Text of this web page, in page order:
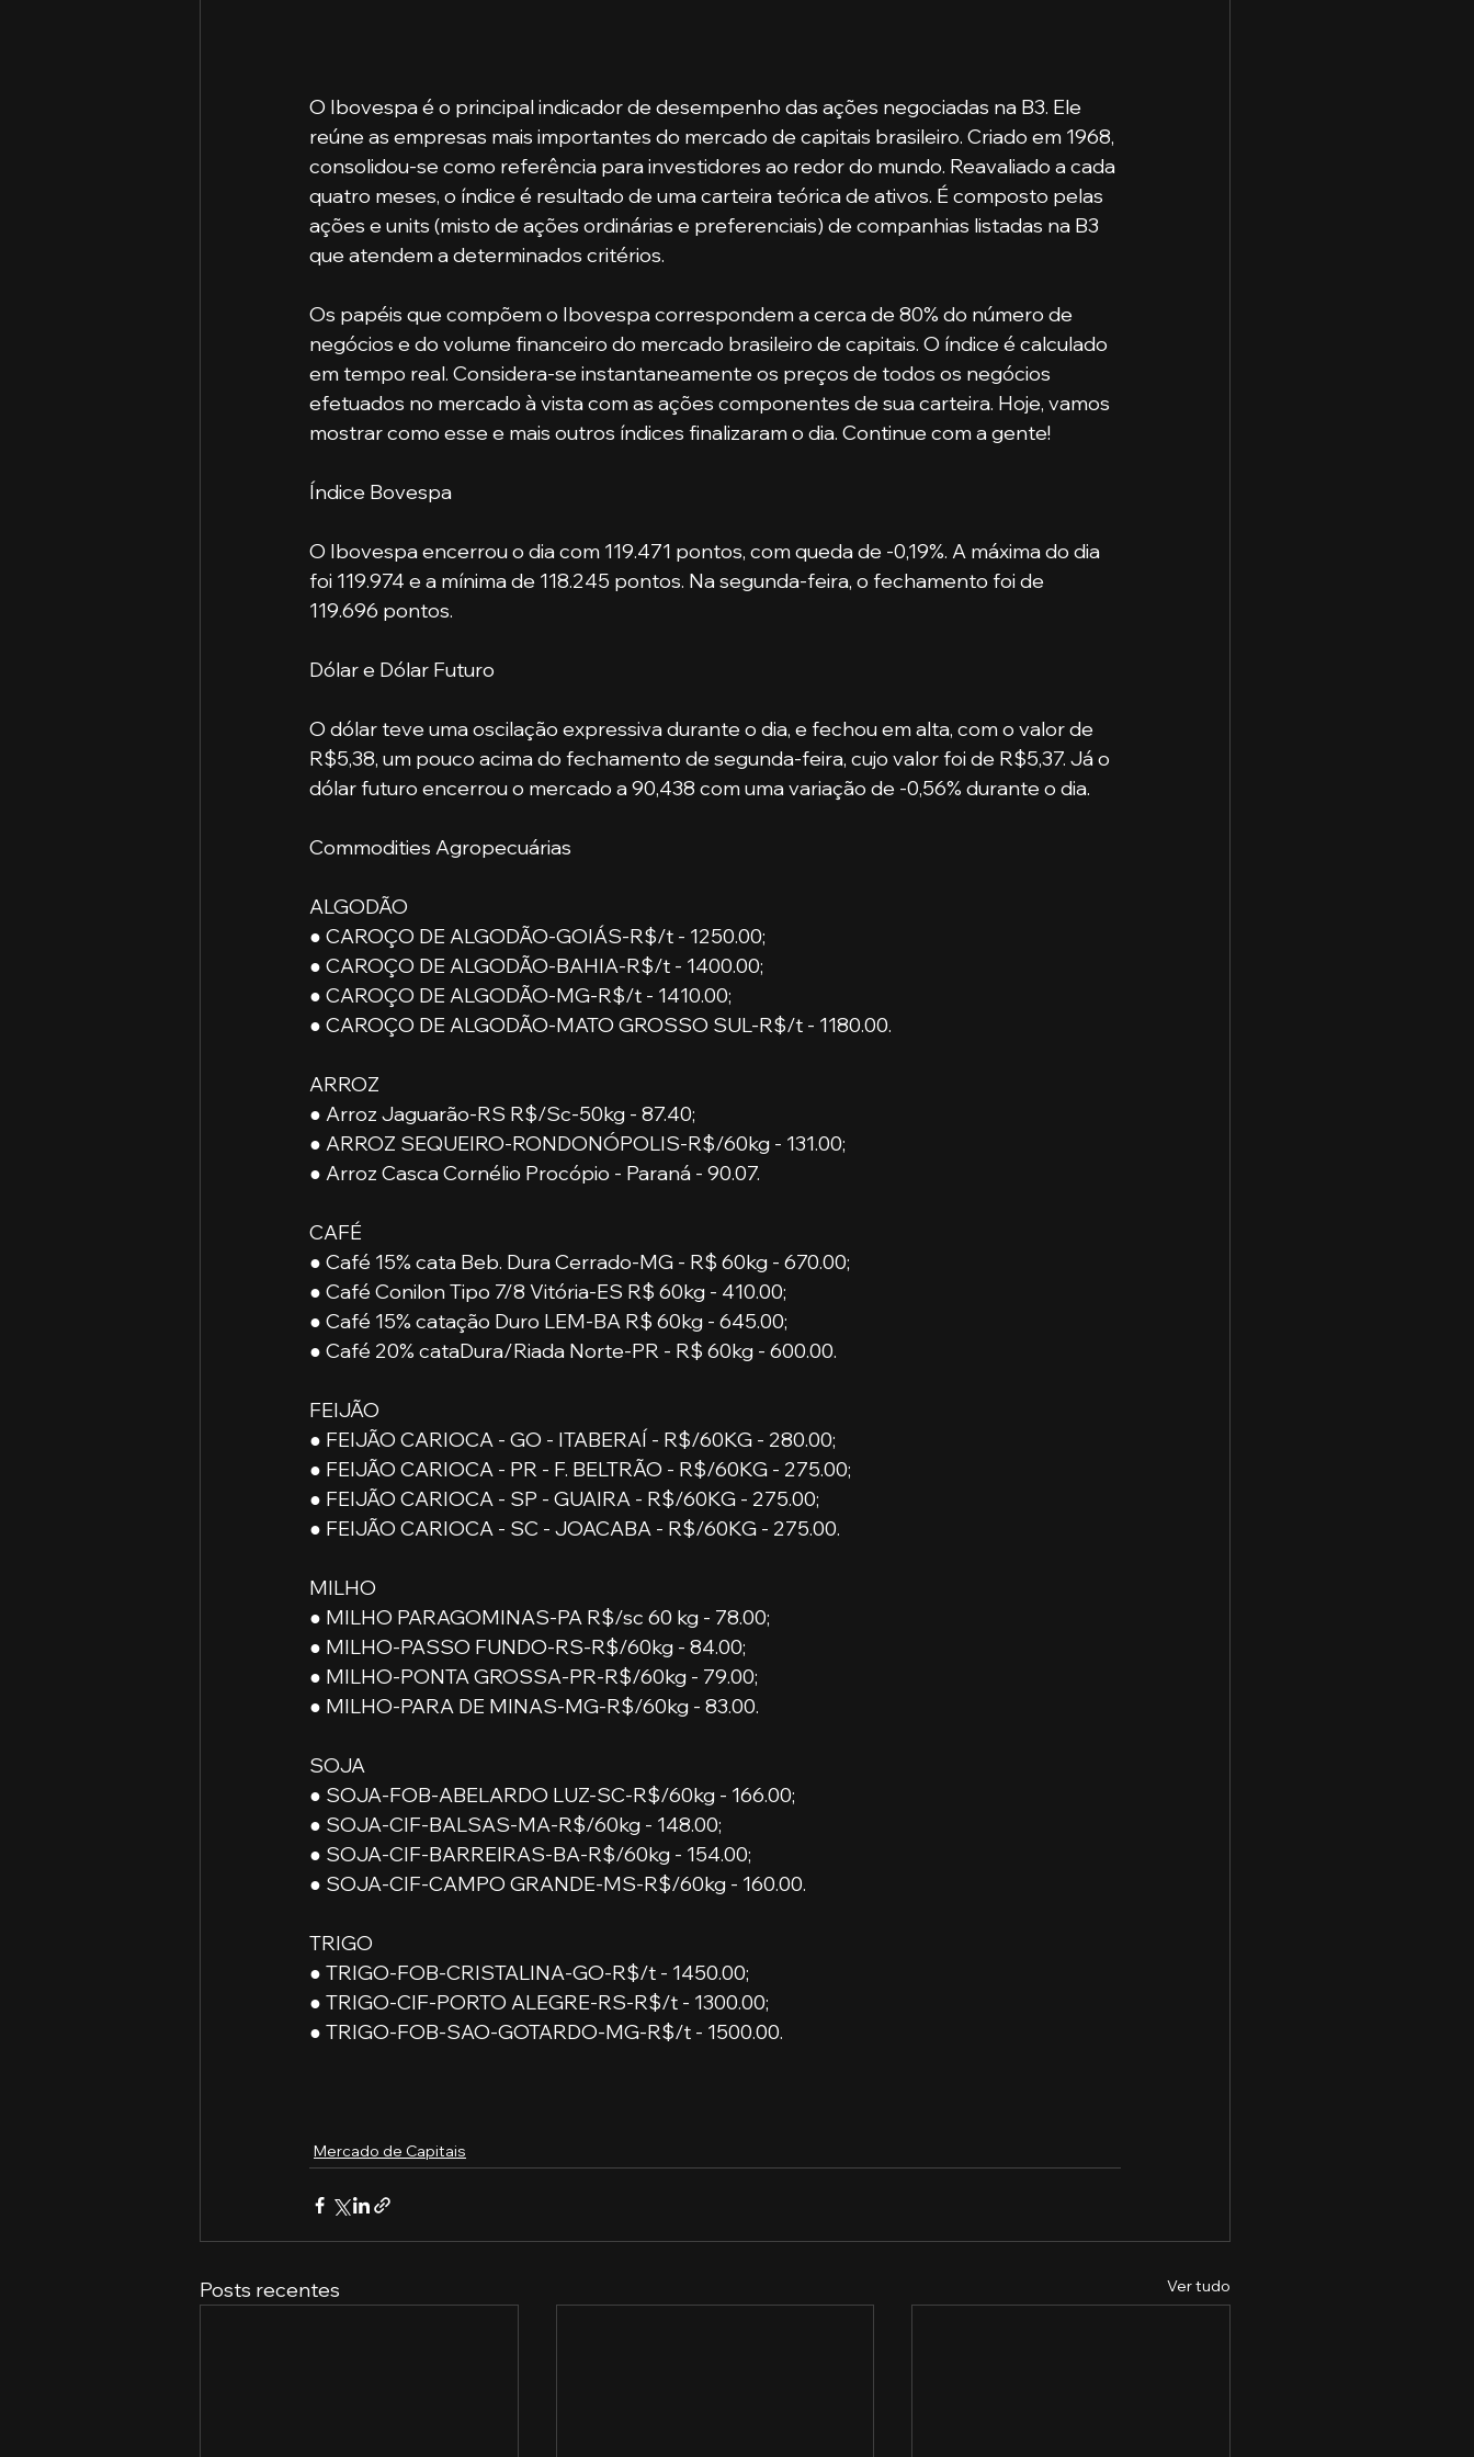
O Ibovespa é o principal indicador de desempenho das ações negociadas na B3. Ele
reúne as empresas mais importantes do mercado de capitais brasileiro. Criado em 1968,
consolidou-se como referência para investidores ao redor do mundo. Reavaliado a cada
quatro meses, o índice é resultado de uma carteira teórica de ativos. É composto pelas
ações e units (misto de ações ordinárias e preferenciais) de companhias listadas na B3
que atendem a determinados critérios.
Os papéis que compõem o Ibovespa correspondem a cerca de 80% do número de
negócios e do volume financeiro do mercado brasileiro de capitais. O índice é calculado
em tempo real. Considera-se instantaneamente os preços de todos os negócios
efetuados no mercado à vista com as ações componentes de sua carteira. Hoje, vamos
mostrar como esse e mais outros índices finalizaram o dia. Continue com a gente!
Índice Bovespa
O Ibovespa encerrou o dia com 119.471 pontos, com queda de -0,19%. A máxima do dia
foi 119.974 e a mínima de 118.245 pontos. Na segunda-feira, o fechamento foi de
119.696 pontos.
Dólar e Dólar Futuro
O dólar teve uma oscilação expressiva durante o dia, e fechou em alta, com o valor de
R$5,38, um pouco acima do fechamento de segunda-feira, cujo valor foi de R$5,37. Já o
dólar futuro encerrou o mercado a 90,438 com uma variação de -0,56% durante o dia.
Commodities Agropecuárias
ALGODÃO
● CAROÇO DE ALGODÃO-GOIÁS-R$/t - 1250.00;
● CAROÇO DE ALGODÃO-BAHIA-R$/t - 1400.00;
● CAROÇO DE ALGODÃO-MG-R$/t - 1410.00;
● CAROÇO DE ALGODÃO-MATO GROSSO SUL-R$/t - 1180.00.
ARROZ
● Arroz Jaguarão-RS R$/Sc-50kg - 87.40;
● ARROZ SEQUEIRO-RONDONÓPOLIS-R$/60kg - 131.00;
● Arroz Casca Cornélio Procópio - Paraná - 90.07.
CAFÉ
● Café 15% cata Beb. Dura Cerrado-MG - R$ 60kg - 670.00;
● Café Conilon Tipo 7/8 Vitória-ES R$ 60kg - 410.00;
● Café 15% catação Duro LEM-BA R$ 60kg - 645.00;
● Café 20% cataDura/Riada Norte-PR - R$ 60kg - 600.00.
FEIJÃO
● FEIJÃO CARIOCA - GO - ITABERAÍ - R$/60KG - 280.00;
● FEIJÃO CARIOCA - PR - F. BELTRÃO - R$/60KG - 275.00;
● FEIJÃO CARIOCA - SP - GUAIRA - R$/60KG - 275.00;
● FEIJÃO CARIOCA - SC - JOACABA - R$/60KG - 275.00.
MILHO
● MILHO PARAGOMINAS-PA R$/sc 60 kg - 78.00;
● MILHO-PASSO FUNDO-RS-R$/60kg - 84.00;
● MILHO-PONTA GROSSA-PR-R$/60kg - 79.00;
● MILHO-PARA DE MINAS-MG-R$/60kg - 83.00.
SOJA
● SOJA-FOB-ABELARDO LUZ-SC-R$/60kg - 166.00;
● SOJA-CIF-BALSAS-MA-R$/60kg - 148.00;
● SOJA-CIF-BARREIRAS-BA-R$/60kg - 154.00;
● SOJA-CIF-CAMPO GRANDE-MS-R$/60kg - 160.00.
TRIGO
● TRIGO-FOB-CRISTALINA-GO-R$/t - 1450.00;
● TRIGO-CIF-PORTO ALEGRE-RS-R$/t - 1300.00;
● TRIGO-FOB-SAO-GOTARDO-MG-R$/t - 1500.00.
Mercado de Capitais
Posts recentes Ver tudo